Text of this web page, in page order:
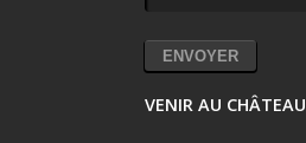
VENIR AU CHÂTEAU